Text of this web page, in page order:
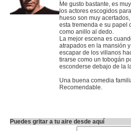
Me gusto bastante, es
los actores escogidos
hueso son muy
esta tremenda e su papel
como anillo al dedo.
La mejor escena es
atrapados en la mansión
escapar de los villanos
tirarse como un tobogán
esconderse debajo de la
Una buena comedia
Recomendable.
Puedes gritar a tu aire desde aquí